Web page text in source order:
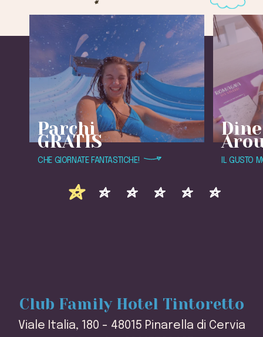
Parchi
GRATIS
CHE GIORNATE FANTASTICHE!
Dine
IL GUSTO
Club Family Hotel Tintoretto
Viale Italia, 180 - 48015 Pinarella di Cervia